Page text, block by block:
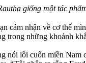
giống một tác
cảm nhận về cơ thể
trong những khoảnh
nói lôi cuốn miền Nam